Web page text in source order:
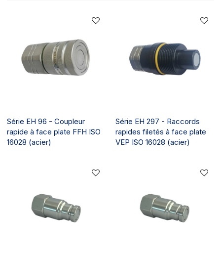
Série EH 96 - Coupleur
rapide à face plate FFH ISO
16028 (acier)
Série EH 297 - Raccords
rapides filetés à face plate
VEP ISO 16028 (acier)